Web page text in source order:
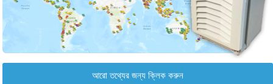
আরো তথ্যের জন্য ক্লিক করুন